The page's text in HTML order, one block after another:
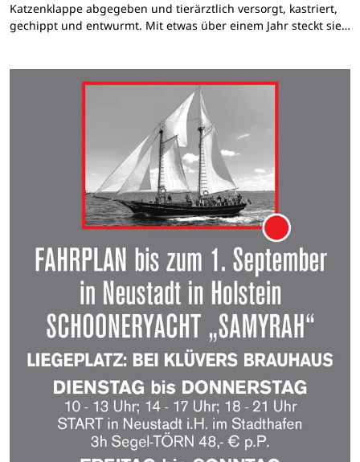
Katzenklappe abgegeben und tierärztlich versorgt, kastriert,
gechippt und entwurmt. Mit etwas über einem Jahr steckt sie…